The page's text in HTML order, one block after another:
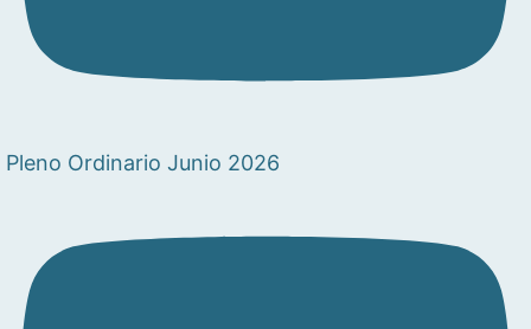
Pleno Ordinario Junio 2026